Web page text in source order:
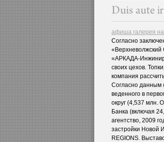
афиша галерея
Согласно
«АРКАДА-
своих цехов.
компания
Согласно данным
веденного в
округ (4,537 млн.
Банка (включая
агентство, 2009
застройки Новой
REGIONS.